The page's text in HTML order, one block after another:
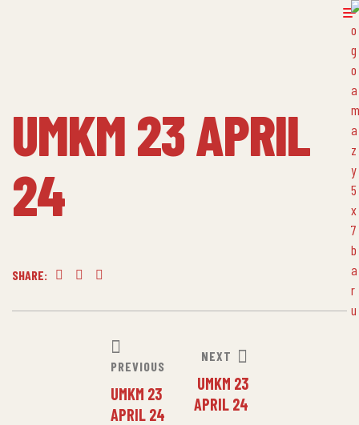
UMKM 23 APRIL
24
SHARE:
PREVIOUS
UMKM 23
APRIL 24
NEXT
UMKM 23
APRIL 24